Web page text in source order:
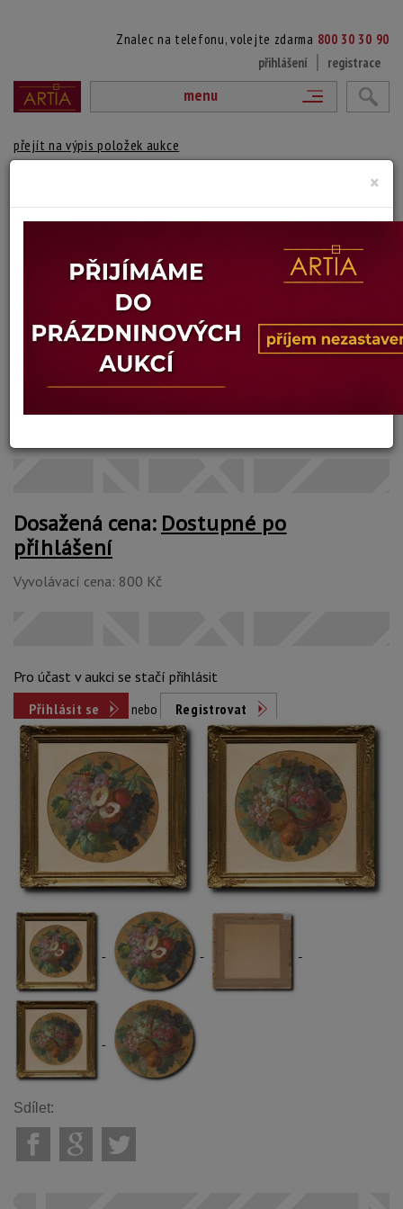
Znalec na telefonu, volejte zdarma 800 30 30 90
přihlášení
registrace
menu
přejít na výpis položek aukce
Josef Matěj Navrátil
(*1798 Slaný - 1865 Praha)
Paspartováno, zaskleno a rámováno.
přisouzeno autorovi
Technika: kombinovaná technika
Šířka: cca 32 cm, výška: cca 32 cm, rámování: 47 x 47
Stav: dobrý
Dosažená cena: Dostupné po
přihlášení
Vyvolávací cena: 800 Kč
Pro účast v aukci se stačí přihlásit
Přihlásit se
nebo Registrovat
Sdílet:
×